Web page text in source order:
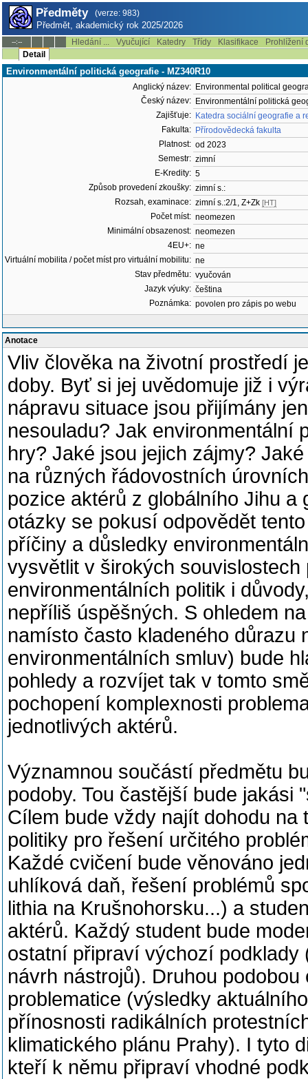
Předměty (verze: 983)
Předmět, akademický rok 2025/2026
--:-- Hledání ... Vyučující Katedry Třídy Klasifikace
Prohlížení
Detail
Environmentální politická geografie - MZ340R10
Anglický název: Environmental political
Český název: Environmentální politická
Zajišťuje: Katedra sociální geografie a
Fakulta: Přírodovědecká fakulta
Platnost: od 2023
Semestr: zimní
E-Kredity: 5
Způsob provedení zkoušky: zimní s.:
Rozsah, examinace: zimní s.:2/1, Z+Zk [HT]
Počet míst: neomezen
Minimální obsazenost: neomezen
4EU+: ne
Virtuální mobilita / počet míst pro virtuální mobilitu: ne
Stav předmětu: vyučován
Jazyk výuky: čeština
Poznámka: povolen pro zápis po webu
Anotace
Vliv člověka na životní prostředí
doby. Byť si jej uvědomuje již i
nápravu situace jsou přijímány
nesouladu? Jak environmentální
hry? Jaké jsou jejich zájmy?
na různých řádovostních
pozice aktérů z globálního Jihu
otázky se pokusí odpovědět
příčiny a důsledky
vysvětlit v širokých
environmentálních politik i
nepříliš úspěšných. S ohledem
namísto často kladeného důrazu
environmentálních smluv) bude
pohledy a rozvíjet tak v tomto
pochopení komplexnosti
jednotlivých aktérů.
Významnou součástí předmětu
podoby. Tou častější bude jakási
Cílem bude vždy najít dohodu
politiky pro řešení určitého
Každé cvičení bude věnováno
uhlíková daň, řešení problémů
lithia na Krušnohorsku...) a
aktérů. Každý student bude
ostatní připraví výchozí
návrh nástrojů). Druhou
problematice (výsledky
přínosnosti radikálních
klimatického plánu Prahy). I tyto
kteří k němu připraví vhodné